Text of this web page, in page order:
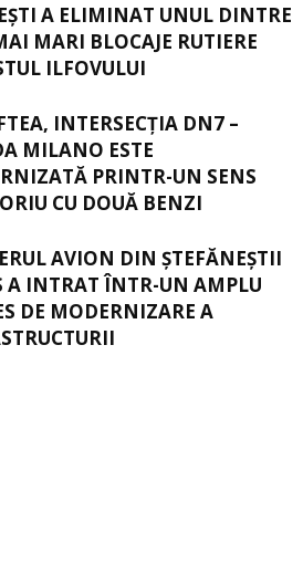
A ELIMINAT UNUL DINTRE
MARI BLOCAJE RUTIERE
ILFOVULUI
INTERSECŢIA DN7 –
MILANO ESTE
PRINTR-UN SENS
CU DOUĂ BENZI
AVION DIN ŞTEFĂNEŞTII
A INTRAT ÎNTR-UN AMPLU
DE MODERNIZARE A